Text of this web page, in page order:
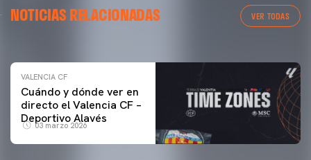
NOTICIAS RELACIONADAS VER TODAS
ENTRENAMIENTO DEL VALENCIA CF 04/03/26
VALENCIA CF
Cuándo y dónde ver en
directo el Valencia CF –
Deportivo Alavés
03 marzo 2026